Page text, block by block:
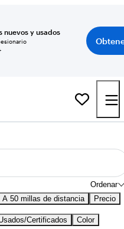
nuevos y usados
Ordenar
A 50 millas de distancia Precio
Certificados
Color